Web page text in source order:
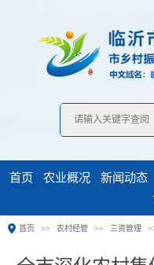
首页 农业概况 新闻动态
首页 农村经管 三资管理